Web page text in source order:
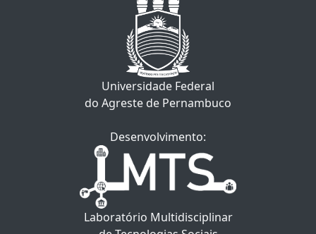
Universidade Federal
do Agreste de Pernambuco
Desenvolvimento:
Laboratório Multidisciplinar